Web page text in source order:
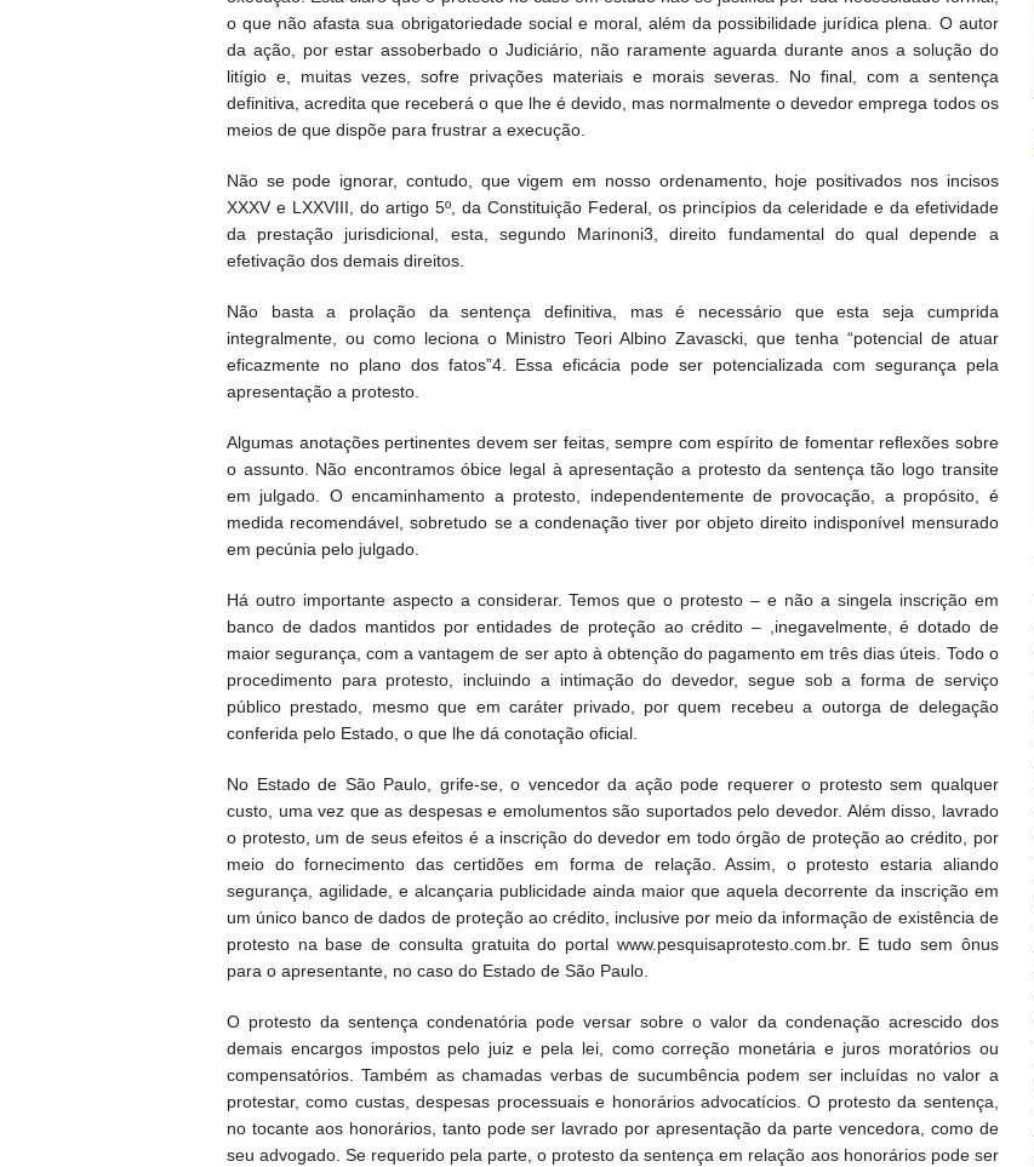
o que não afasta sua obrigatoriedade social e moral, além da possibilidade jurídica plena. O autor
da ação, por estar assoberbado o Judiciário, não raramente aguarda durante anos a solução do
litígio e, muitas vezes, sofre privações materiais e morais severas. No final, com a sentença
definitiva, acredita que receberá o que lhe é devido, mas normalmente o devedor emprega todos os
meios de que dispõe para frustrar a execução.
Não se pode ignorar, contudo, que vigem em nosso ordenamento, hoje positivados nos incisos
XXXV e LXXVIII, do artigo 5º, da Constituição Federal, os princípios da celeridade e da efetividade
da prestação jurisdicional, esta, segundo Marinoni3, direito fundamental do qual depende a
efetivação dos demais direitos.
Não basta a prolação da sentença definitiva, mas é necessário que esta seja cumprida
integralmente, ou como leciona o Ministro Teori Albino Zavascki, que tenha “potencial de atuar
eficazmente no plano dos fatos”4. Essa eficácia pode ser potencializada com segurança pela
apresentação a protesto.
Algumas anotações pertinentes devem ser feitas, sempre com espírito de fomentar reflexões sobre
o assunto. Não encontramos óbice legal à apresentação a protesto da sentença tão logo transite
em julgado. O encaminhamento a protesto, independentemente de provocação, a propósito, é
medida recomendável, sobretudo se a condenação tiver por objeto direito indisponível mensurado
em pecúnia pelo julgado.
Há outro importante aspecto a considerar. Temos que o protesto – e não a singela inscrição em
banco de dados mantidos por entidades de proteção ao crédito – ,inegavelmente, é dotado de
maior segurança, com a vantagem de ser apto à obtenção do pagamento em três dias úteis. Todo o
procedimento para protesto, incluindo a intimação do devedor, segue sob a forma de serviço
público prestado, mesmo que em caráter privado, por quem recebeu a outorga de delegação
conferida pelo Estado, o que lhe dá conotação oficial.
No Estado de São Paulo, grife-se, o vencedor da ação pode requerer o protesto sem qualquer
custo, uma vez que as despesas e emolumentos são suportados pelo devedor. Além disso, lavrado
o protesto, um de seus efeitos é a inscrição do devedor em todo órgão de proteção ao crédito, por
meio do fornecimento das certidões em forma de relação. Assim, o protesto estaria aliando
segurança, agilidade, e alcançaria publicidade ainda maior que aquela decorrente da inscrição em
um único banco de dados de proteção ao crédito, inclusive por meio da informação de existência de
protesto na base de consulta gratuita do portal www.pesquisaprotesto.com.br. E tudo sem ônus
para o apresentante, no caso do Estado de São Paulo.
O protesto da sentença condenatória pode versar sobre o valor da condenação acrescido dos
demais encargos impostos pelo juiz e pela lei, como correção monetária e juros moratórios ou
compensatórios. Também as chamadas verbas de sucumbência podem ser incluídas no valor a
protestar, como custas, despesas processuais e honorários advocatícios. O protesto da sentença,
no tocante aos honorários, tanto pode ser lavrado por apresentação da parte vencedora, como de
seu advogado. Se requerido pela parte, o protesto da sentença em relação aos honorários pode ser